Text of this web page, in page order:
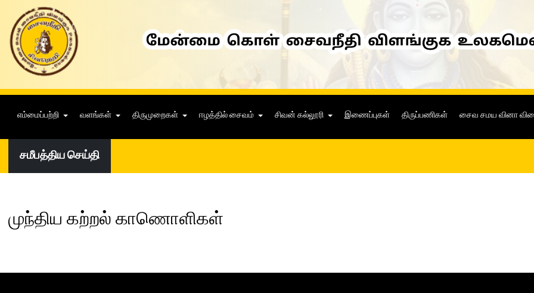
எம்மைப்பற்றி வளங்கள் திருமுறைகள் ஈழத்தில் சைவம் சிவன் கல்லூரி இணைப்புகள் திருப்பணிகள் சைவ சமய வினா
சமீபத்திய செய்தி
முந்திய கற்றல் காணொளிகள்